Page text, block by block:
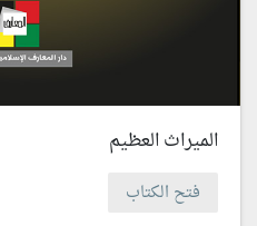
الميراث العظيم
فتح الكتاب